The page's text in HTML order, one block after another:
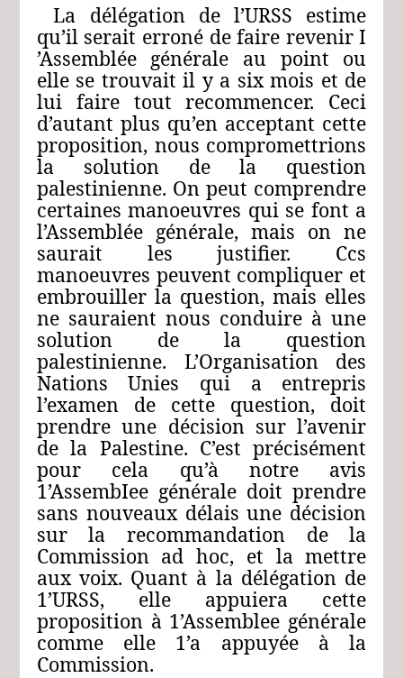
La délégation de l’URSS estime
qu’il serait erroné de faire revenir I
’Assemblée générale au point ou
elle se trouvait il y a six mois et de
lui faire tout recommencer. Ceci
d’autant plus qu’en acceptant cette
proposition, nous compromettrions
la solution de la question
palestinienne. On peut comprendre
certaines manoeuvres qui se font a
l’Assemblée générale, mais on ne
saurait les justifier. Ccs
manoeuvres peuvent compliquer et
embrouiller la question, mais elles
ne sauraient nous conduire à une
solution de la question
palestinienne. L’Organisation des
Nations Unies qui a entrepris
l’examen de cette question, doit
prendre une décision sur l’avenir
de la Palestine. C’est précisément
pour cela qu’à notre avis
1’AssembIee générale doit prendre
sans nouveaux délais une décision
sur la recommandation de la
Commission ad hoc, et la mettre
aux voix. Quant à la délégation de
1’URSS, elle appuiera cette
proposition à 1’Assemblee générale
comme elle 1’a appuyée à la
Commission.